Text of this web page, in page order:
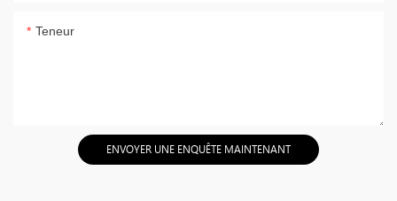
Teneur
ENVOYER UNE ENQUÊTE MAINTENANT